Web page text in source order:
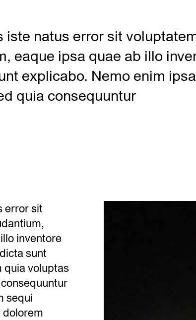
natus error sit
eaque ipsa quae ab illo
explicabo. Nemo enim
quia consequuntur
error sit
inventore
sunt
quia voluptas
sequi
dolorem